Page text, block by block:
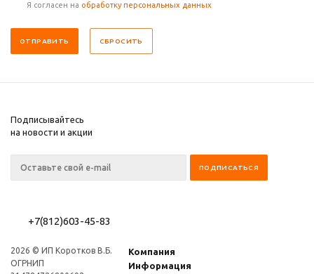
Я согласен на обработку персональных данных
СБРОСИТЬ
Подписывайтесь
на новости и акции
+7(812)603-45-83
2026 © ИП Коротков В.Б.
ОГРНИП
Компания
Информация